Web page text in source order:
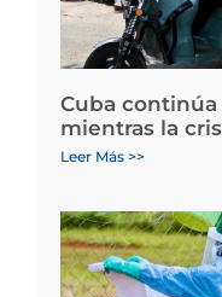
Cuba
mientras la
Leer Más >>